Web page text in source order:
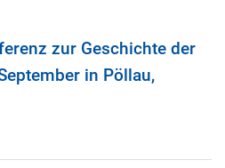
zur Geschichte der
in Pöllau,